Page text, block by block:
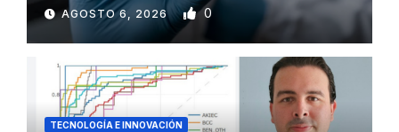
AGOSTO 6, 2026 0
TECNOLOGÍA E INNOVACIÓN